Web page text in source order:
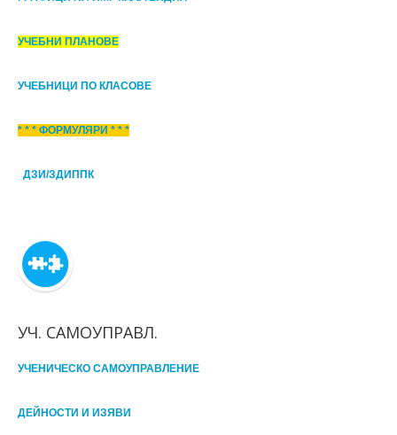
УЧЕБНИ ПЛАНОВЕ
УЧЕБНИЦИ ПО КЛАСОВЕ
* * * ФОРМУЛЯРИ * * *
ДЗИ/ЗДИППК
УЧ. САМОУПРАВЛ.
УЧЕНИЧЕСКО САМОУПРАВЛЕНИЕ
ДЕЙНОСТИ И ИЗЯВИ